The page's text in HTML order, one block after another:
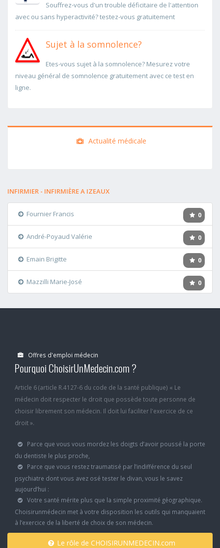
Souffrez-vous d'un trouble déficitaire de l'attention
avec ou sans hyperactivité? testez-vous gratuitement
Sujet à la somnolence?
Etes-vous sujet à la somnolence? Mesurez votre
niveau général de somnolence gratuitement avec ce test en
ligne.
Actualité médicale
INFIRMIER - INFIRMIÈRE A IZEAUX
0
Fournier Francis
0
André-Poyaud Valérie
0
Emain Brigitte
0
Mazzilli Marie-José
Offres d'emploi médecin
Pourquoi ChoisirUnMedecin.com ?
Article 6 (article R.4127-6 du code de la santé publique) « Le
médecin doit respecter le droit que possède toute personne de
choisir librement son médecin. Il doit lui faciliter l'exercice de ce
droit ».
Parce que vous vous mordez les doigts d’avoir poussé la porte
du dentiste le plus proche,
Parce que vous restez traumatisé par l’indifférence du seul
psychiatre dont vous avez osé tester le divan, vous le savez
aujourd’hui :
Votre santé mérite plus que la simple proximité géographique.
Choisirunmédecin met à votre disposition les outils qui manquaient
à l’exercice de la liberté de choix de son médecin.
Le rôle de CHOISIRUNMEDECIN.com